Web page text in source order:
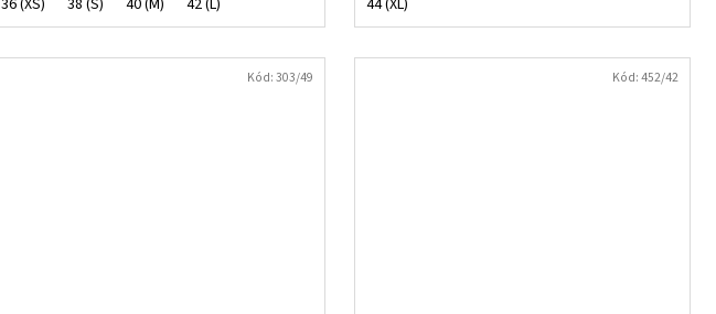
36 (XS) 38 (S) 40 (M) 42 (L) 44 (XL)
Kód:303/49 Kód:452/42